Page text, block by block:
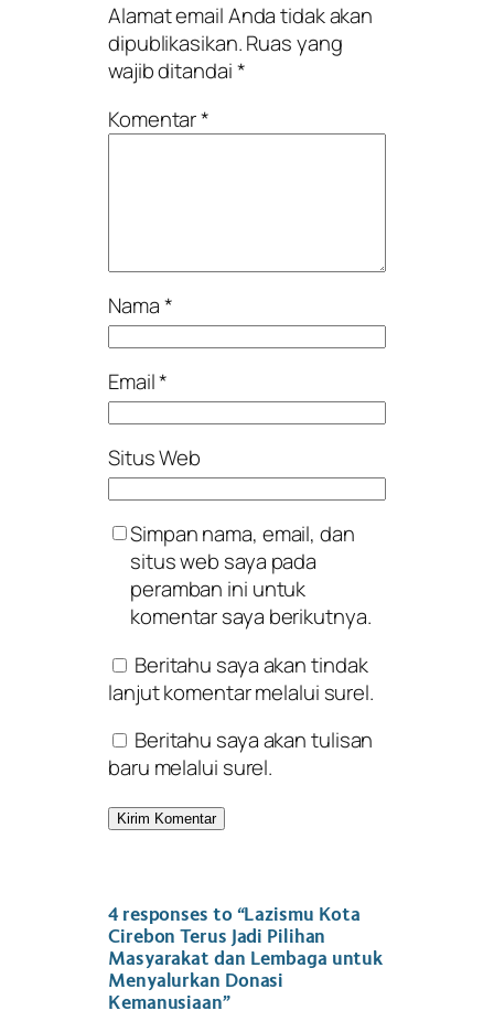
Alamat email Anda tidak akan
dipublikasikan.Ruas yang
wajib ditandai*
Komentar*
Nama*
Email*
Situs Web
Simpan nama, email, dan
situs web saya pada
peramban ini untuk
komentar saya berikutnya.
Beritahu saya akan tindak
lanjut komentar melalui surel.
Beritahu saya akan tulisan
baru melalui surel.
4 responses to “Lazismu Kota
Cirebon Terus Jadi Pilihan
Masyarakat dan Lembaga untuk
Menyalurkan Donasi
Kemanusiaan”